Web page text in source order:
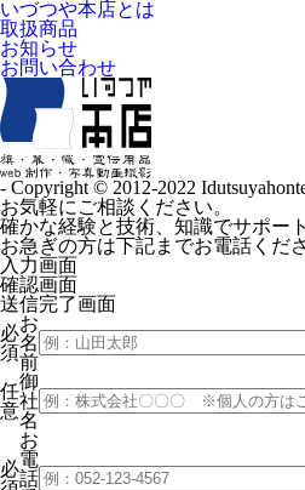
いづつや本店とは
取扱商品
お知らせ
お問い合わせ
- Copyright © 2012-2022
お気軽にご相談ください。
確かな経験と技術、知識でサポー
お急ぎの方は下記までお電話くださ
入力画面
確認画面
送信完了画面
必
須
お
名
前
任
意
御
社
名
必
お
電
話